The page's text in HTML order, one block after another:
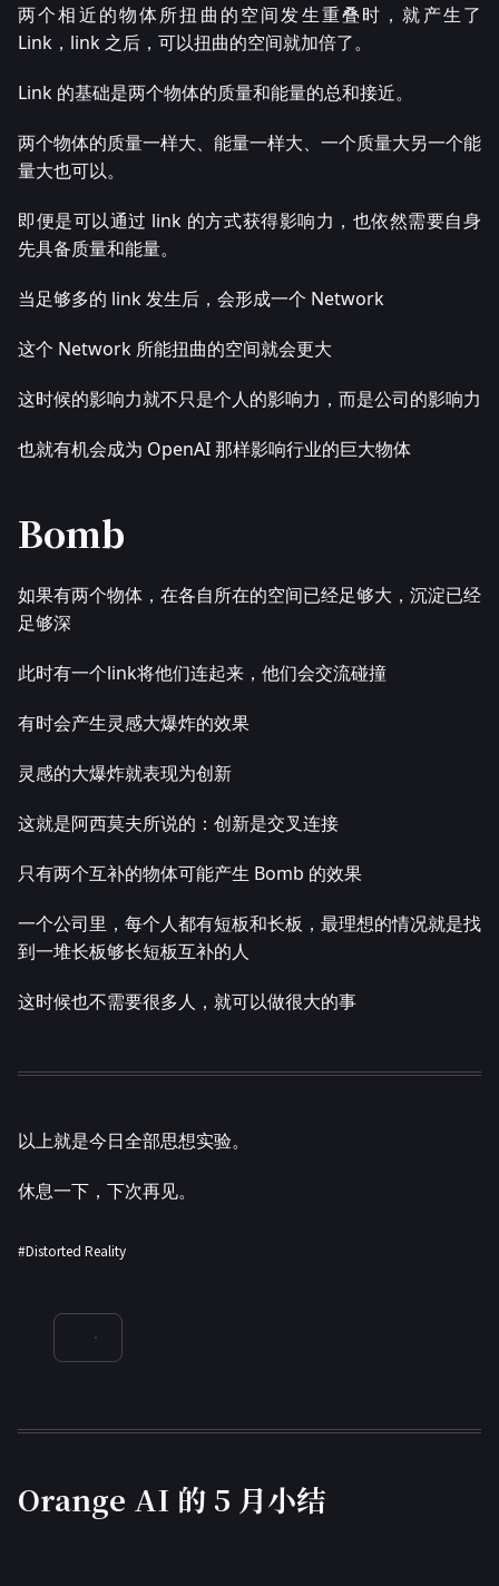
两个相近的物体所扭曲的空间发生重叠时，就产生了
Link，link 之后，可以扭曲的空间就加倍了。
Link 的基础是两个物体的质量和能量的总和接近。
两个物体的质量一样大、能量一样大、一个质量大另一个能
量大也可以。
即便是可以通过 link 的方式获得影响力，也依然需要自身
先具备质量和能量。
当足够多的 link 发生后，会形成一个 Network
这个 Network 所能扭曲的空间就会更大
这时候的影响力就不只是个人的影响力，而是公司的影响力
也就有机会成为 OpenAI 那样影响行业的巨大物体
Bomb
如果有两个物体，在各自所在的空间已经足够大，沉淀已经
足够深
此时有一个link将他们连起来，他们会交流碰撞
有时会产生灵感大爆炸的效果
灵感的大爆炸就表现为创新
这就是阿西莫夫所说的：创新是交叉连接
只有两个互补的物体可能产生 Bomb 的效果
一个公司里，每个人都有短板和长板，最理想的情况就是找
到一堆长板够长短板互补的人
这时候也不需要很多人，就可以做很大的事
以上就是今日全部思想实验。
休息一下，下次再见。
#Distorted Reality
Orange AI 的 5 月小结